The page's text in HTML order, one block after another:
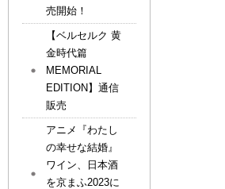
売開始！
【ベルセルク 黄
金時代篇
MEMORIAL
EDITION】通信
販売
アニメ『わたし
の幸せな結婚』
ワイン、日本酒
を京まふ2023に